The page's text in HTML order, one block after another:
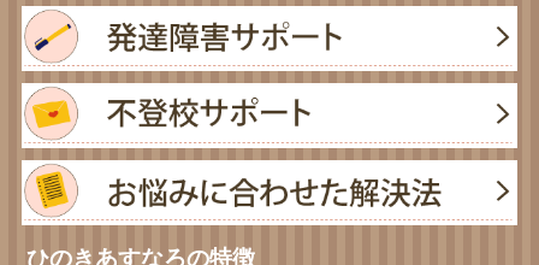
ひのきあすなろの特徴